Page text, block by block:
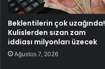
Beklentilerin çok uzağında!
Kulislerden sızan zam
iddiası milyonları üzecek
Ağustos 7, 2026